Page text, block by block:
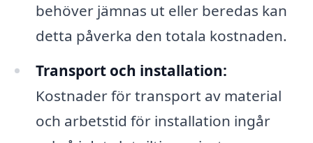
behöver jämnas ut eller beredas kan
detta påverka den totala kostnaden.
Transport och installation:
Kostnader för transport av material
och arbetstid för installation ingår